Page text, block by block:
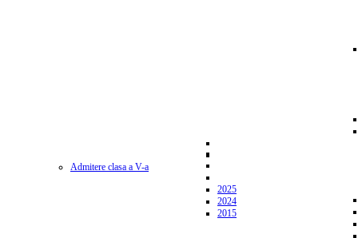
Admitere clasa a V-a
2025
2024
2015